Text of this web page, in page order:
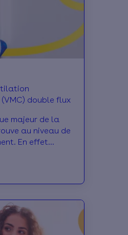
double flux
majeur de la
au niveau de
En effet